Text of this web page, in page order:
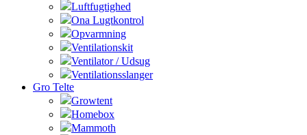
Luftfugtighed
Ona Lugtkontrol
Opvarmning
Ventilationskit
Ventilator / Udsug
Ventilationsslanger
Gro Telte
Growtent
Homebox
Mammoth